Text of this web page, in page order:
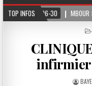
TOP INFOS
MBOUR : LES GENDARMES ONT
infirmier